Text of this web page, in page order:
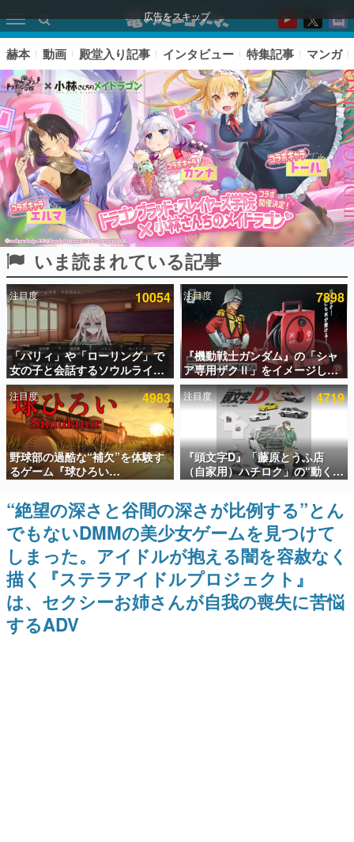
広告をスキップ
ピックアップ
電ファミのいま読まれている記事ランキング
アプリセール情報
インタビュー
連載・特集一覧
殿堂入り記事
SNS拡散数が数千以上！ ページビュー数万以上！ などな
ど。多くの人々に読まれた、電ファミ渾身の“殿堂入り”記
事をまとめました。
ゲームの企画書
名作ゲームクリエイターの方々に製作時のエピソードをお
聞きし、ヒットする企画（ゲーム）とは何か？を探ってい
赫本
この物語を解いてはいけない。『赫本』は、〈試験問題〉
の形をした短編ホラー小説集です。
赫本 動画 殿堂入り記事 インタビュー 特集記事 マンガ
いま読まれている記事
注目度 10054
「パリィ」や「ローリング」で
女の子と会話するソウルライク
恋愛ゲーム『小早川さんはソウ
ルライク』無料公開。返事に失
敗すると「YOU DIED」
注目度 7898
『機動戦士ガンダム』の「シャ
ア専用ザクⅡ」をイメージした
散水ホースリールが予約開始。
本体にはシャアのパーソナルマ
ークやジオン公国軍のエンブレ
ム、型式番号などを配置
注目度 4983
野球部の過酷な“補欠”を体験す
るゲーム『球ひろい
Simulator』が「1件」のウィッ
シュリストをもとにチェコ語に
対応しSNSで話題に。『キング
ダム・カム』開発元やチェコの
プロ野球選手から称賛の声
注目度 4719
『頭文字D』「藤原とうふ店
（自家用）ハチロク」の“動くテ
ィッシュケース”が買えるポップ
アップショップが開催へ。マン
ガの舞台である群馬の「イオン
モール高崎」にて、8月11日か
ら8月20日までの期間限定で開
催予定
“絶望の深さと谷間の深さが比例する”とん
でもないDMMの美少女ゲームを見つけて
しまった。アイドルが抱える闇を容赦なく
描く『ステラアイドルプロジェクト』
は、セクシーお姉さんが自我の喪失に苦悩
するADV